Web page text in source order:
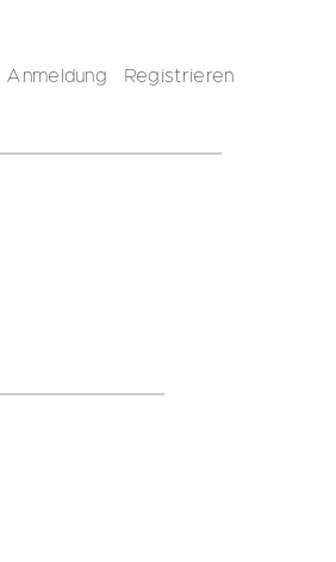
Anmeldung Registrieren